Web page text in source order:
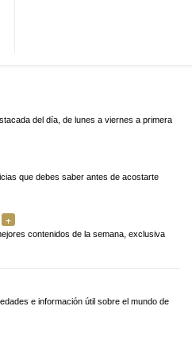
del día, de lunes a viernes a primera
que debes saber antes de acostarte
contenidos de la semana, exclusiva
e información útil sobre el mundo de